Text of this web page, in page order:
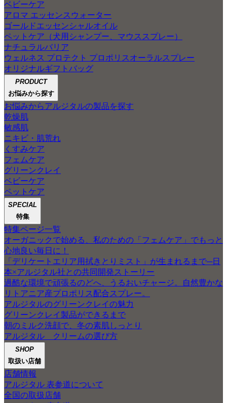
ベビーケア
アロマ エッセンスウォーター
ゴールドエッセンシャルオイル
ペットケア（犬用シャンプー、マウススプレー）
ナチュラルバリア
ウェルネス プロテクト プロポリスオーラルスプレー
オリジナルギフトバッグ
PRODUCT
お悩みから探す
お悩みからアルジタルの製品を探す
乾燥肌
敏感肌
ニキビ・肌荒れ
くすみケア
フェムケア
グリーンクレイ
ベビーケア
ペットケア
SPECIAL
特集
特集ページ一覧
オーガニックで始める、私のための「フェムケア」でもっと
心地良い毎日に！
「デリケートエリア用拭きとりミスト」が生まれるまで─日
本×アルジタル社との共同開発ストーリー
過酷な環境で頑張るのどへ、うるおいチャージ。自然豊かな
リトアニア産プロポリス配合スプレー。
アルジタルのグリーンクレイの魅力
グリーンクレイ製品ができるまで
朝のミルク洗顔で、冬の素肌しっとり
アルジタル クリームの選び方
SHOP
取扱い店舗
店舗情報
アルジタル 表参道について
全国の取扱店舗